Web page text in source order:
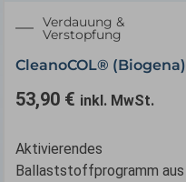
Verdauung &
Verstopfung
CleanoCOL® (Biogena)
53,90 € inkl. MwSt.
Aktivierendes
Ballaststoffprogramm aus